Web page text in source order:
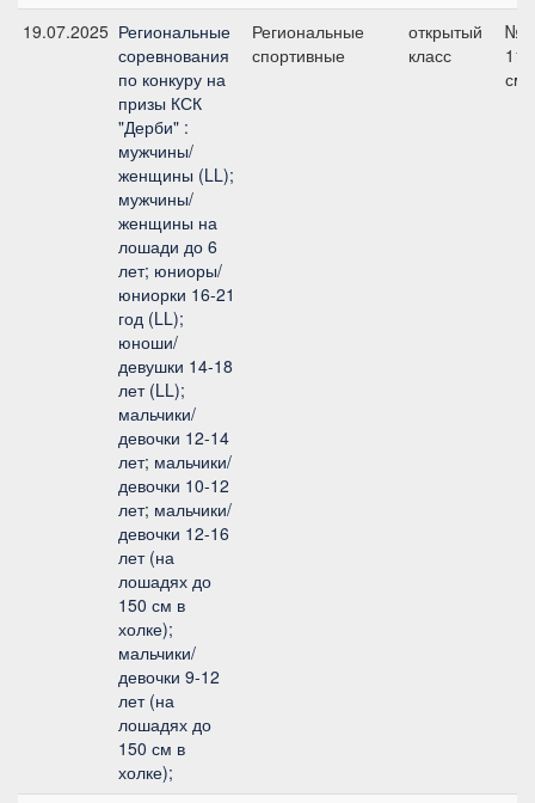
19.07.2025 Региональные
соревнования
по конкуру на
призы КСК
"Дерби" :
мужчины/
женщины (LL);
мужчины/
женщины на
лошади до 6
лет; юниоры/
юниорки 16-21
год (LL);
юноши/
девушки 14-18
лет (LL);
мальчики/
девочки 12-14
лет; мальчики/
девочки 10-12
лет; мальчики/
девочки 12-16
лет (на
лошадях до
150 см в
холке);
мальчики/
девочки 9-12
лет (на
лошадях до
150 см в
холке);
Региональные
спортивные
открытый
класс
№5,
110
см